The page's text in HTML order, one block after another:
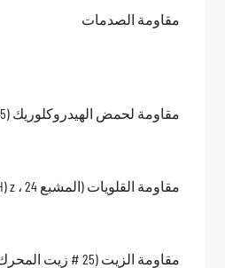
مقاومة الصدمات
مقاومة لحمض الهيدروكلوريك (5٪ HCI (V / V) ، 24 ساعة)
مقاومة القلويات (المشبع Ca (OH) z ، 24 ساعة)
مقاومة الزيت (25 # زيت المحرك ، 24 ساعة)